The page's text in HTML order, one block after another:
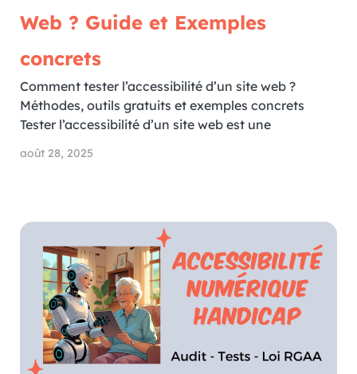
Web ? Guide et Exemples
concrets
Comment tester l’accessibilité d’un site web ?
Méthodes, outils gratuits et exemples concrets
Tester l’accessibilité d’un site web est une
août 28, 2025